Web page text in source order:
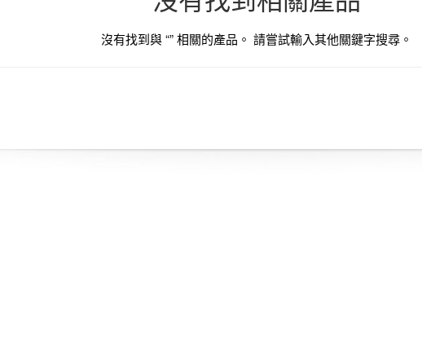
沒有找到與 “” 相關的產品。 請嘗試輸入其他關鍵字搜尋。